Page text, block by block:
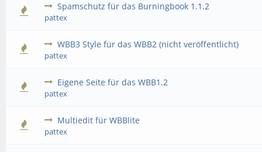
Spamschutz für das Burningbook 1.1.2
pattex
WBB3 Style für das WBB2 (nicht veröffentlicht)
pattex
Eigene Seite für das WBB1.2
pattex
Multiedit für WBBlite
pattex